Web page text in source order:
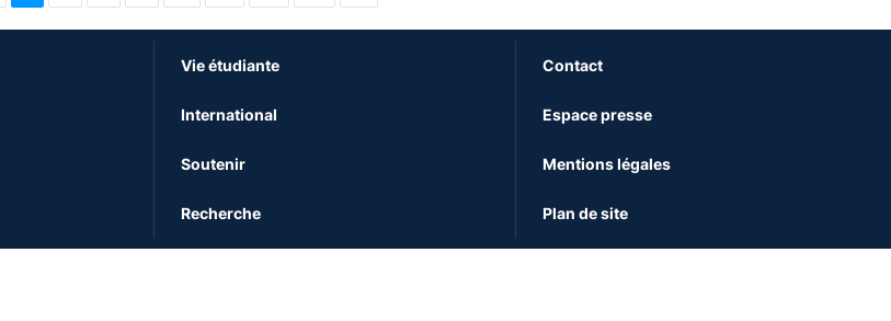
Vie étudiante
International
Soutenir
Recherche
Contact
Espace presse
Mentions légales
Plan de site